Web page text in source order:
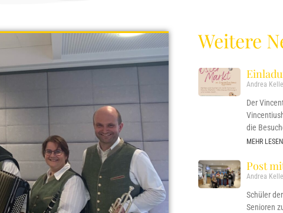
Weitere
Andrea
Der
die
MEHR LESEN
Post
Andrea
Schüler
Senioren